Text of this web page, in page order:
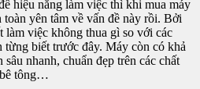
hiệu năng làm việc thì khi mua máy
yên tâm về vấn đề này rồi. Bởi
làm việc không thua gì so với các
từng biết trước đây. Máy còn có khả
nhanh, chuẩn đẹp trên các chất
bê tông…